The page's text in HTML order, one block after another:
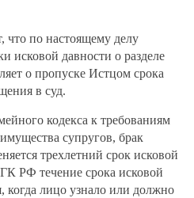
что по настоящему делу
исковой давности о разделе
о пропуске Истцом срока
в суд.
кодекса к требованиям
супругов, брак
трехлетний срок исковой
РФ течение срока исковой
когда лицо узнало или должно